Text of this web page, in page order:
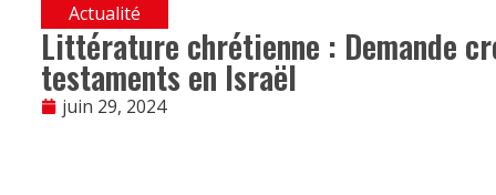
Actualité
Littérature chrétienne : Demande
testaments en Israël
juin 29, 2024